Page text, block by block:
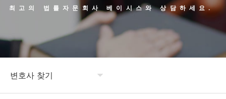
최고의 법률자문회사 베이시스와 상담하세요.
변호사 찾기